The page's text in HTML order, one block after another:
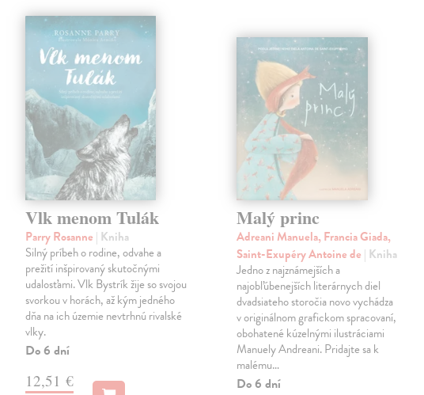
Vlk menom Tulák
Parry Rosanne | Kniha
Silný príbeh o rodine, odvahe a
prežití inšpirovaný skutočnými
udalosťami. Vlk Bystrík žije so svojou
svorkou v horách, až kým jedného
dňa na ich územie nevtrhnú rivalské
vlky.
Do 6 dní
12,51 €
Malý princ
Adreani Manuela, Francia Giada,
Saint-Exupéry Antoine de | Kniha
Jedno z najznámejších a
najobľúbenejších literárnych diel
dvadsiateho storočia novo vychádza
v originálnom grafickom spracovaní,
obohatené kúzelnými ilustráciami
Manuely Andreani. Pridajte sa k
malému…
Do 6 dní